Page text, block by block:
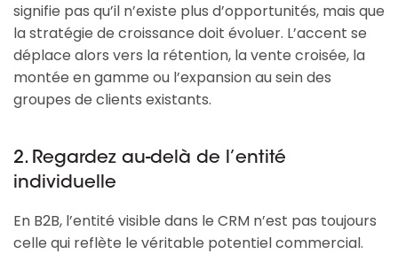
signifie pas qu’il n’existe plus d’opportunités, mais que
la stratégie de croissance doit évoluer. L’accent se
déplace alors vers la rétention, la vente croisée, la
montée en gamme ou l’expansion au sein des
groupes de clients existants.
2. Regardez au-delà de l’entité
individuelle
En B2B, l’entité visible dans le CRM n’est pas toujours
celle qui reflète le véritable potentiel commercial.